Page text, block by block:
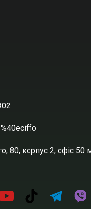
80, корпус 2, офіс 50